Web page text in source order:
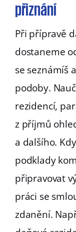
přiznání
Při přípravě
dostaneme
se seznámíš
podoby.
rezidencí,
z příjmů
a dalšího.
podklady
připravovat
práci se
zdanění.